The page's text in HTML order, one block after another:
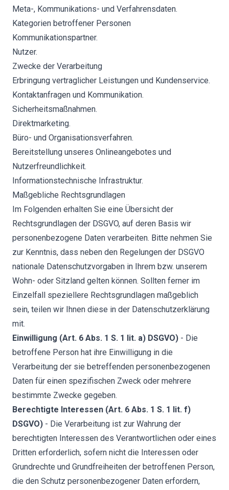
Meta-, Kommunikations- und Verfahrensdaten.
Kategorien betroffener Personen
Kommunikationspartner.
Nutzer.
Zwecke der Verarbeitung
Erbringung vertraglicher Leistungen und Kundenservice.
Kontaktanfragen und Kommunikation.
Sicherheitsmaßnahmen.
Direktmarketing.
Büro- und Organisationsverfahren.
Bereitstellung unseres Onlineangebotes und
Nutzerfreundlichkeit.
Informationstechnische Infrastruktur.
Maßgebliche Rechtsgrundlagen
Im Folgenden erhalten Sie eine Übersicht der
Rechtsgrundlagen der DSGVO, auf deren Basis wir
personenbezogene Daten verarbeiten. Bitte nehmen Sie
zur Kenntnis, dass neben den Regelungen der DSGVO
nationale Datenschutzvorgaben in Ihrem bzw. unserem
Wohn- oder Sitzland gelten können. Sollten ferner im
Einzelfall speziellere Rechtsgrundlagen maßgeblich
sein, teilen wir Ihnen diese in der Datenschutzerklärung
mit.
Einwilligung (Art. 6 Abs. 1 S. 1 lit. a) DSGVO) - Die
betroffene Person hat ihre Einwilligung in die
Verarbeitung der sie betreffenden personenbezogenen
Daten für einen spezifischen Zweck oder mehrere
bestimmte Zwecke gegeben.
Berechtigte Interessen (Art. 6 Abs. 1 S. 1 lit. f)
DSGVO) - Die Verarbeitung ist zur Wahrung der
berechtigten Interessen des Verantwortlichen oder eines
Dritten erforderlich, sofern nicht die Interessen oder
Grundrechte und Grundfreiheiten der betroffenen Person,
die den Schutz personenbezogener Daten erfordern,